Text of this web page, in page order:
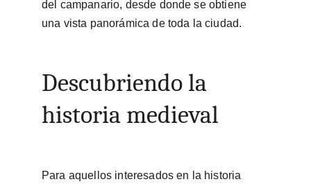
del campanario, desde donde se obtiene
una vista panorámica de toda la ciudad.
Descubriendo la
historia medieval
Para aquellos interesados en la historia